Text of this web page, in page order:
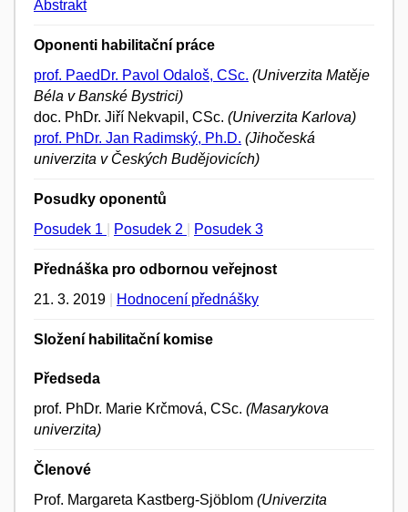
Abstrakt
Oponenti habilitační práce
prof. PaedDr. Pavol Odaloš, CSc. (Univerzita Matěje
Béla v Banské Bystrici)
doc. PhDr. Jiří Nekvapil, CSc. (Univerzita Karlova)
prof. PhDr. Jan Radimský, Ph.D. (Jihočeská
univerzita v Českých Budějovicích)
Posudky oponentů
Posudek 1
Posudek 2 Posudek 3
Přednáška pro odbornou veřejnost
21. 3. 2019
Hodnocení přednášky
Složení habilitační komise
Předseda
prof. PhDr. Marie Krčmová, CSc. (Masarykova
univerzita)
Členové
Prof. Margareta Kastberg-Sjöblom (Univerzita